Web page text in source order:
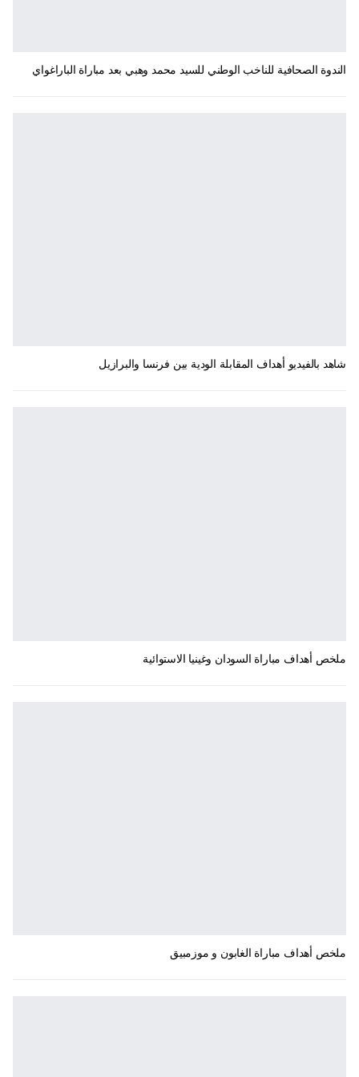
الندوة الصحافية للناخب الوطني للسيد محمد وهبي بعد مباراة الباراغواي
شاهد بالفيديو أهداف المقابلة الودية بين فرنسا والبرازيل
ملخص أهداف مباراة السودان وغينيا الاستوائية
ملخص أهداف مباراة الغابون و موزمبيق